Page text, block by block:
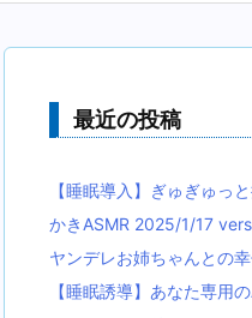
最近の投稿
【睡眠導入】ぎゅぎゅっ
かきASMR 2025/1/17
ヤンデレお姉ちゃんとの
【睡眠誘導】あなた専用